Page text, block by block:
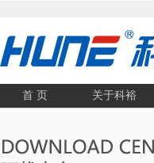
首 页 关于科裕